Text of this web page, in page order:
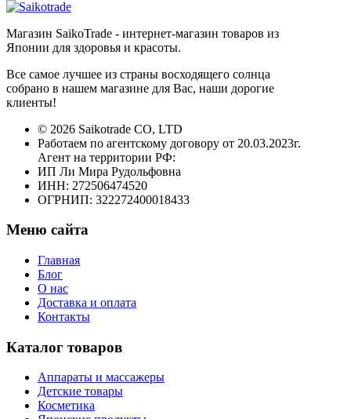
Магазин SaikoTrade - интернет-магазин товаров из
Японии для здоровья и красоты.
Все самое лучшее из страны восходящего солнца
собрано в нашем магазине для Вас, наши дорогие
клиенты!
© 2026 Saikotrade CO, LTD
Работаем по агентскому договору от 20.03.2023г.
Агент на территории РФ:
ИП Ли Мира Рудольфовна
ИНН: 272506474520
ОГРНИП: 322272400018433
Меню сайта
Главная
Блог
О нас
Доставка и оплата
Контакты
Каталог товаров
Аппараты и массажеры
Детские товары
Косметика